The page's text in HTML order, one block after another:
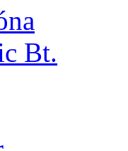
Bt.